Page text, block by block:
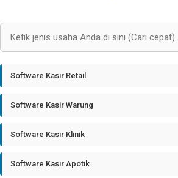
Software Kasir Retail
Software Kasir Warung
Software Kasir Klinik
Software Kasir Apotik